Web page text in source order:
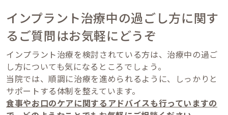
インプラント治療中の過ごし方に関す
るご質問はお気軽にどうぞ
インプラント治療を検討されている方は、治療中の過ご
し方についても気になるところでしょう。
当院では、順調に治療を進められるように、しっかりと
サポートする体制を整えています。
食事やお口のケアに関するアドバイスも行っていますの